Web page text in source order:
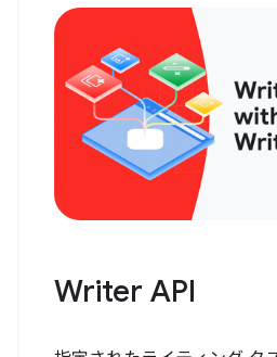
Writer API